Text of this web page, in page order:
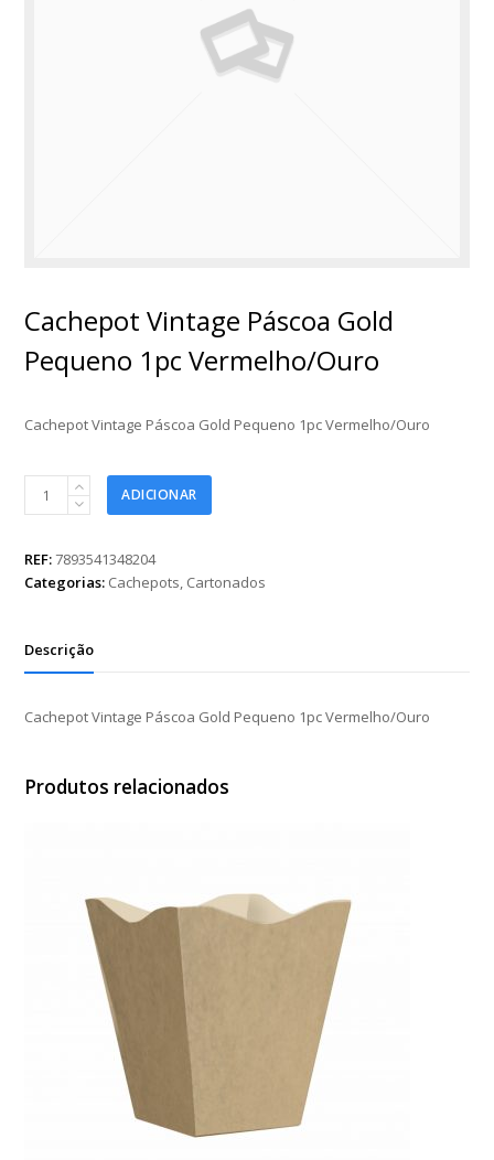
Cachepot Vintage Páscoa Gold
Pequeno 1pc Vermelho/Ouro
Cachepot Vintage Páscoa Gold Pequeno 1pc Vermelho/Ouro
Cachepot
Gold
Pequeno
quantidade
ADICIONAR
REF:7893541348204
Categorias: Cachepots, Cartonados
Descrição
Cachepot Vintage Páscoa Gold Pequeno 1pc Vermelho/Ouro
Produtos relacionados